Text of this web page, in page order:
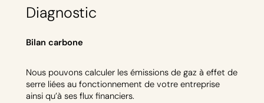
Diagnostic
Bilan carbone
Nous pouvons calculer les émissions de gaz à effet de
serre liées au fonctionnement de votre entreprise
ainsi qu’à ses flux financiers.